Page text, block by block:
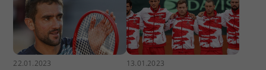
22.01.2023 13.01.2023